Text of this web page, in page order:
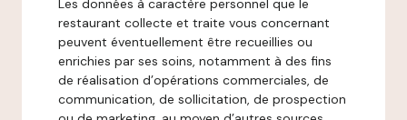
Les données à caractère personnel que le
restaurant collecte et traite vous concernant
peuvent éventuellement être recueillies ou
enrichies par ses soins, notamment à des fins
de réalisation d’opérations commerciales, de
communication, de sollicitation, de prospection